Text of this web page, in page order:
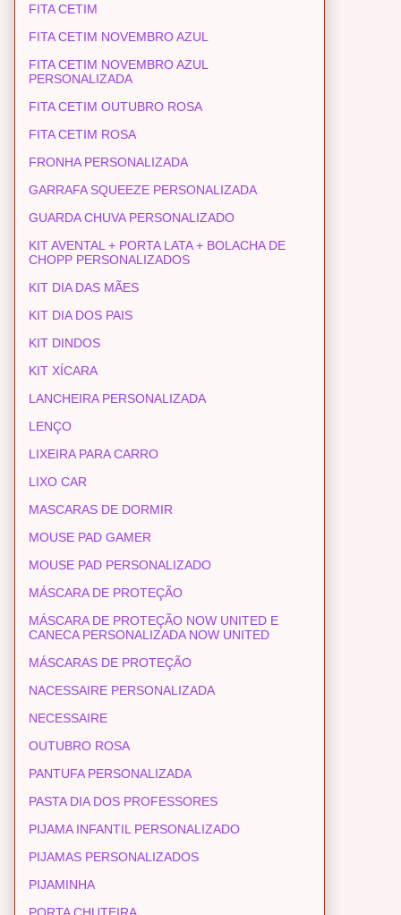
FITA CETIM
FITA CETIM NOVEMBRO AZUL
FITA CETIM NOVEMBRO AZUL
PERSONALIZADA
FITA CETIM OUTUBRO ROSA
FITA CETIM ROSA
FRONHA PERSONALIZADA
GARRAFA SQUEEZE PERSONALIZADA
GUARDA CHUVA PERSONALIZADO
KIT AVENTAL + PORTA LATA + BOLACHA DE
CHOPP PERSONALIZADOS
KIT DIA DAS MÃES
KIT DIA DOS PAIS
KIT DINDOS
KIT XÍCARA
LANCHEIRA PERSONALIZADA
LENÇO
LIXEIRA PARA CARRO
LIXO CAR
MASCARAS DE DORMIR
MOUSE PAD GAMER
MOUSE PAD PERSONALIZADO
MÁSCARA DE PROTEÇÃO
MÁSCARA DE PROTEÇÃO NOW UNITED E
CANECA PERSONALIZADA NOW UNITED
MÁSCARAS DE PROTEÇÃO
NACESSAIRE PERSONALIZADA
NECESSAIRE
OUTUBRO ROSA
PANTUFA PERSONALIZADA
PASTA DIA DOS PROFESSORES
PIJAMA INFANTIL PERSONALIZADO
PIJAMAS PERSONALIZADOS
PIJAMINHA
PORTA CHUTEIRA